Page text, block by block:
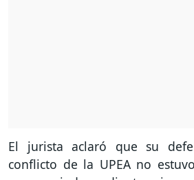
El jurista aclaró que su
conflicto de la UPEA no